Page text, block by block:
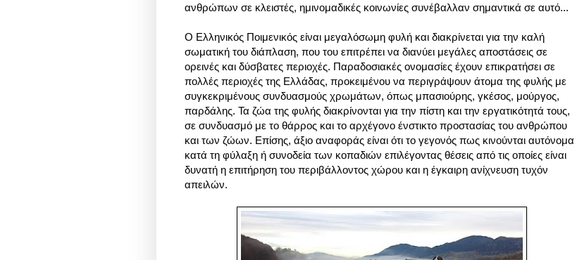
ανθρώπων σε κλειστές, ημινομαδικές κοινωνίες συνέβαλλαν σημαντικά σε αυτό...
Ο Ελληνικός Ποιμενικός είναι μεγαλόσωμη φυλή και διακρίνεται για την καλή
σωματική του διάπλαση, που του επιτρέπει να διανύει μεγάλες αποστάσεις σε
ορεινές και δύσβατες περιοχές. Παραδοσιακές ονομασίες έχουν επικρατήσει σε
πολλές περιοχές της Ελλάδας, προκειμένου να περιγράψουν άτομα της φυλής με
συγκεκριμένους συνδυασμούς χρωμάτων, όπως μπασιούρης, γκέσος, μούργος,
παρδάλης. Τα ζώα της φυλής διακρίνονται για την πίστη και την εργατικότητά τους,
σε συνδυασμό με το θάρρος και το αρχέγονο ένστικτο προστασίας του ανθρώπου
και των ζώων. Επίσης, άξιο αναφοράς είναι ότι το γεγονός πως κινούνται αυτόνομα
κατά τη φύλαξη ή συνοδεία των κοπαδιών επιλέγοντας θέσεις από τις οποίες είναι
δυνατή η επιτήρηση του περιβάλλοντος χώρου και η έγκαιρη ανίχνευση τυχόν
απειλών.